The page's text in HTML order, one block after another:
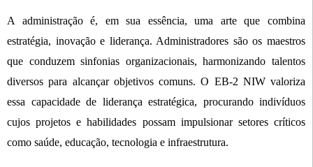
A administração é, em sua essência, uma arte que combina
estratégia, inovação e liderança. Administradores são os maestros
que conduzem sinfonias organizacionais, harmonizando talentos
diversos para alcançar objetivos comuns. O EB-2 NIW valoriza
essa capacidade de liderança estratégica, procurando indivíduos
cujos projetos e habilidades possam impulsionar setores críticos
como saúde, educação, tecnologia e infraestrutura.